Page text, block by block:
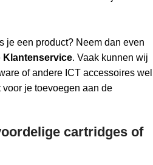
je een product? Neem dan even
Klantenservice. Vaak kunnen wij
of andere ICT accessoires wel
voor je toevoegen aan de
cartridges of